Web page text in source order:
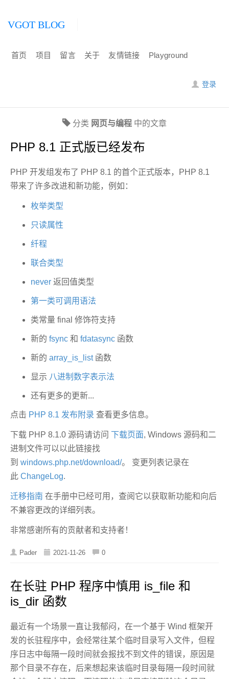
VGOT BLOG
首页 项目 留言 关于 友情链接 Playground
登录
分类 网页与编程 中的文章
PHP 8.1 正式版已经发布
PHP 开发组发布了 PHP 8.1 的首个正式版本，PHP 8.1
带来了许多改进和新功能，例如：
枚举类型
只读属性
纤程
联合类型
never 返回值类型
第一类可调用语法
类常量 final 修饰符支持
新的 fsync 和 fdatasync 函数
新的 array_is_list函数
显示 八进制数字表示法
还有更多的更新...
点击 PHP 8.1 发布附录 查看更多信息。
下载 PHP 8.1.0 源码请访问 下载页面, Windows 源码和二
进制文件可以以此链接找
到 windows.php.net/download/。 变更列表记录在
此 ChangeLog.
迁移指南 在手册中已经可用，查阅它以获取新功能和向后
不兼容更改的详细列表。
非常感谢所有的贡献者和支持者！
Pader 2021-11-26 0
在长驻 PHP 程序中慎用 is_file 和
is_dir 函数
最近有一个场景一直让我郁闷，在一个基于 Wind 框架开
发的长驻程序中，会经常往某个临时目录写入文件，但程
序日志中每隔一段时间就会报找不到文件的错误，原因是
那个目录不存在，后来想起来该临时目录每隔一段时间就